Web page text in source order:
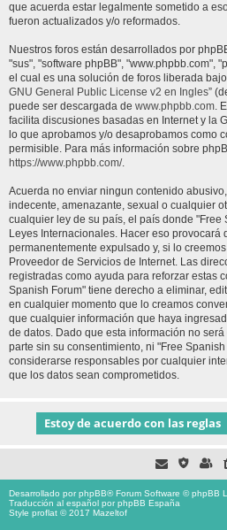
que acuerda estar legalmente sometido a
fueron actualizados y/o reformados.
Nuestros foros están desarrollados por
"sus", "software phpBB", "www.phpbb.com",
el cual es una solución de foros liberada bajo
GNU General Public License v2 en Ingles”
puede ser descargada de www.phpbb.com.
facilita discusiones basadas en Internet y la
lo que aprobamos y/o desaprobamos como
permisible. Para más información sobre
https://www.phpbb.com/.
Acuerda no enviar ningun contenido
indecente, amenazante, sexual o cualquier
cualquier ley de su país, el país donde "Free
Leyes Internacionales. Hacer eso provocará
permanentemente expulsado y, si lo
Proveedor de Servicios de Internet. Las
registradas como ayuda para reforzar estas
Spanish Forum" tiene derecho a eliminar,
en cualquier momento que lo creamos
que cualquier información que haya
de datos. Dado que esta información no
parte sin su consentimiento, ni "Free
considerarse responsables por cualquier
que los datos sean comprometidos.
Desarrollado porphpBB® Forum Software © phpBB
Traducción al español porphpBB España
Style proflat © 2017 Mazeltof